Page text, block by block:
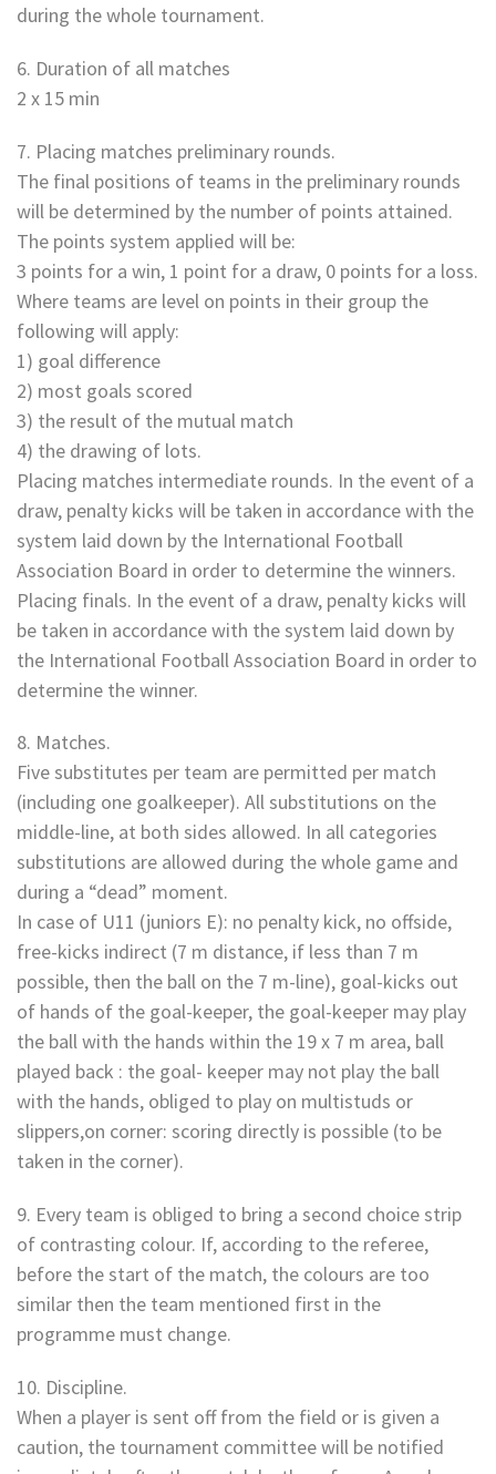
during the whole tournament.
6. Duration of all matches
2 x 15 min
7. Placing matches preliminary rounds.
The final positions of teams in the preliminary rounds
will be determined by the number of points attained.
The points system applied will be:
3 points for a win, 1 point for a draw, 0 points for a loss.
Where teams are level on points in their group the
following will apply:
1) goal difference
2) most goals scored
3) the result of the mutual match
4) the drawing of lots.
Placing matches intermediate rounds. In the event of a
draw, penalty kicks will be taken in accordance with the
system laid down by the International Football
Association Board in order to determine the winners.
Placing finals. In the event of a draw, penalty kicks will
be taken in accordance with the system laid down by
the International Football Association Board in order to
determine the winner.
8. Matches.
Five substitutes per team are permitted per match
(including one goalkeeper). All substitutions on the
middle-line, at both sides allowed. In all categories
substitutions are allowed during the whole game and
during a “dead” moment.
In case of U11 (juniors E): no penalty kick, no offside,
free-kicks indirect (7 m distance, if less than 7 m
possible, then the ball on the 7 m-line), goal-kicks out
of hands of the goal-keeper, the goal-keeper may play
the ball with the hands within the 19 x 7 m area, ball
played back : the goal- keeper may not play the ball
with the hands, obliged to play on multistuds or
slippers,on corner: scoring directly is possible (to be
taken in the corner).
9. Every team is obliged to bring a second choice strip
of contrasting colour. If, according to the referee,
before the start of the match, the colours are too
similar then the team mentioned first in the
programme must change.
10. Discipline.
When a player is sent off from the field or is given a
caution, the tournament committee will be notified